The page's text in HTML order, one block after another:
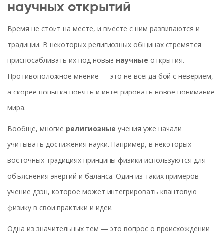
научных открытий
Время не стоит на месте, и вместе с ним развиваются и
традиции. В некоторых религиозных общинах стремятся
приспосабливать их под новые научные открытия.
Противоположное мнение — это не всегда бой с неверием,
а скорее попытка понять и интегрировать новое понимание
мира.
Вообще, многие религиозные учения уже начали
учитывать достижения науки. Например, в некоторых
восточных традициях принципы физики используются для
объяснения энергий и баланса. Один из таких примеров —
учение дзэн, которое может интегрировать квантовую
физику в свои практики и идеи.
Одна из значительных тем — это вопрос о происхождении